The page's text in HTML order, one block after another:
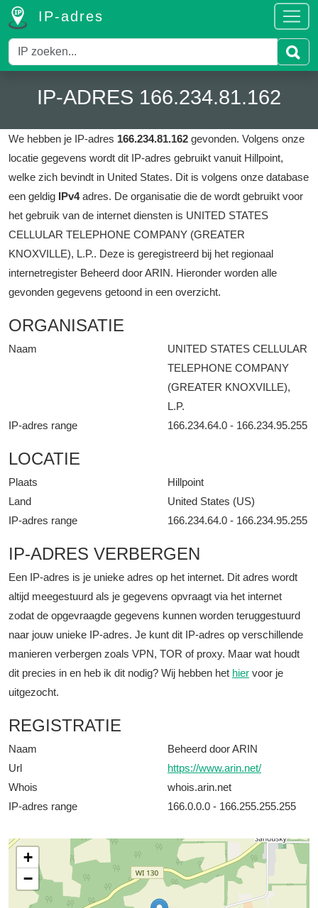
IP-adres
IP-ADRES 166.234.81.162
We hebben je IP-adres 166.234.81.162 gevonden. Volgens onze
locatie gegevens wordt dit IP-adres gebruikt vanuit Hillpoint,
welke zich bevindt in United States. Dit is volgens onze database
een geldig IPv4adres. De organisatie die de wordt gebruikt voor
het gebruik van de internet diensten is UNITED STATES
CELLULAR TELEPHONE COMPANY (GREATER
KNOXVILLE), L.P.. Deze is geregistreerd bij het regionaal
internetregister Beheerd door ARIN. Hieronder worden alle
gevonden gegevens getoond in een overzicht.
ORGANISATIE
Naam
UNITED STATES CELLULAR
TELEPHONE COMPANY
(GREATER KNOXVILLE),
L.P.
IP-adres range
166.234.64.0 - 166.234.95.255
LOCATIE
Plaats
Hillpoint
Land
United States (US)
IP-adres range
166.234.64.0 - 166.234.95.255
IP-ADRES VERBERGEN
Een IP-adres is je unieke adres op het internet. Dit adres wordt
altijd meegestuurd als je gegevens opvraagt via het internet
zodat de opgevraagde gegevens kunnen worden teruggestuurd
naar jouw unieke IP-adres. Je kunt dit IP-adres op verschillende
manieren verbergen zoals VPN, TOR of proxy. Maar wat houdt
dit precies in en heb ik dit nodig? Wij hebben het hier voor je
uitgezocht.
REGISTRATIE
Naam
Beheerd door ARIN
Url
https://www.arin.net/
Whois
whois.arin.net
IP-adres range
166.0.0.0 - 166.255.255.255
+
−